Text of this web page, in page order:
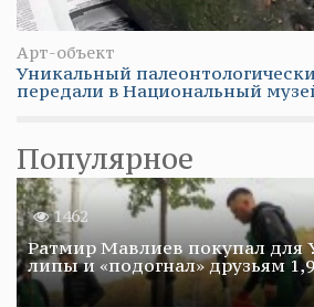
Арт-объект
Уникальный
передали в Национальный
Популярное
1462
Ратмир Мавлиев покупал для
липы и «подогнал» друзьям